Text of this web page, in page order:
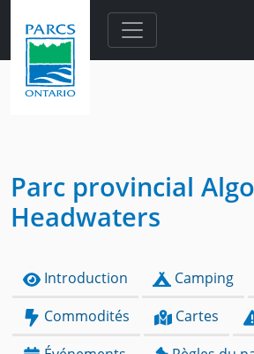
Skip to main content
Parc provincial
Headwaters
Introduction Camping
Commodités
Cartes